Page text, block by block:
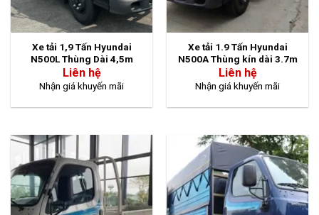
Xe tải 1,9 Tấn Hyundai
N500L Thùng Dài 4,5m
Liên hệ
Nhận giá khuyến mãi
Xe tải 1.9 Tấn Hyundai
N500A Thùng kín dài 3.7m
Liên hệ
Nhận giá khuyến mãi